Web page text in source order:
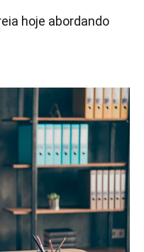
hoje abordando